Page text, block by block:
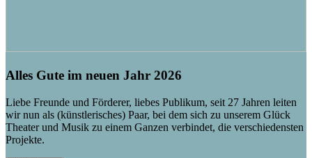
Alles Gute im neuen Jahr 2026
Liebe Freunde und Förderer, liebes Publikum, seit 27 Jahren leiten
wir nun als (künstlerisches) Paar, bei dem sich zu unserem Glück
Theater und Musik zu einem Ganzen verbindet, die verschiedensten
Projekte.